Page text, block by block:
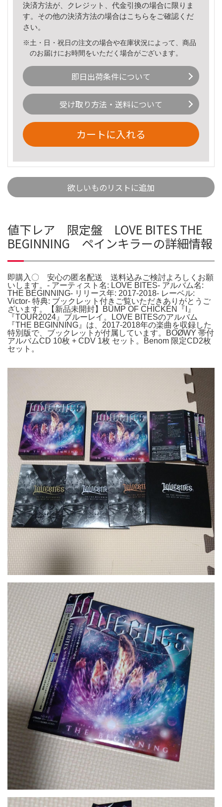
決済方法が、クレジット、代金引換の場合に限りま
す。その他の決済方法の場合はこちら をご確認くだ
さい。
※土・日・祝日の注文の場合や在庫状況によって、商品
のお届けにお時間をいただく場合がございます。
即日出荷条件について
受け取り方法・送料について
カートに入れる
欲しいものリストに追加
値下レア 限定盤 LOVE BITES THE
BEGINNING ペインキラーの詳細情報
即購入〇 安心の匿名配送 送料込みご検討よろしくお願
いします。- アーティスト名: LOVE BITES- アルバム名:
THE BEGINNING- リリース年: 2017-2018- レーベル:
Victor- 特典: ブックレット付きご覧いただきありがとうご
ざいます。【新品未開封】BUMP OF CHICKEN『I』
『TOUR2024』ブルーレイ。LOVE BITESのアルバム
『THE BEGINNING』は、2017-2018年の楽曲を収録した
特別版で、ブックレットが付属しています。BOØWY 帯付
アルバムCD 10枚 + CDV 1枚 セット。Benom 限定CD2枚
セット。